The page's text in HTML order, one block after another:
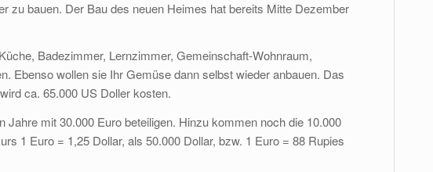
zu bauen. Der Bau des neuen Heimes hat bereits Mitte Dezember
Badezimmer, Lernzimmer, Gemeinschaft-Wohnraum,
Ebenso wollen sie Ihr Gemüse dann selbst wieder anbauen. Das
ca. 65.000 US Doller kosten.
mit 30.000 Euro beteiligen. Hinzu kommen noch die 10.000
1 Euro = 1,25 Dollar, als 50.000 Dollar, bzw. 1 Euro = 88 Rupies